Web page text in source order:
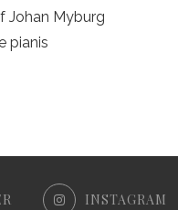
Johan Myburg
pianis
INSTAGRAM